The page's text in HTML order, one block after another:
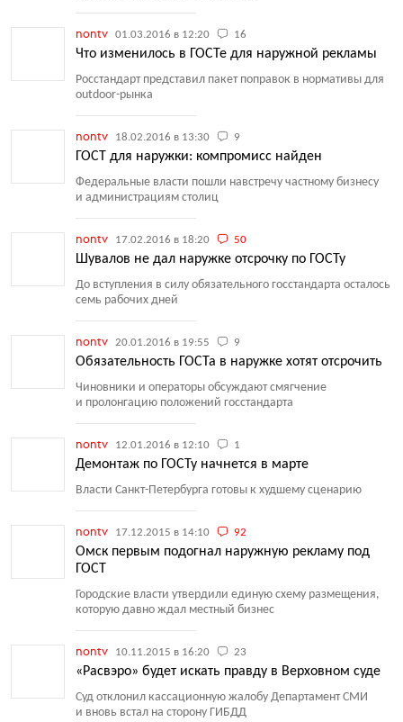
nontv 01.03.2016 в 12:20 16
Что изменилось в ГОСТе для наружной рекламы
Росстандарт представил пакет поправок в нормативы для
outdoor-рынка
nontv 18.02.2016 в 13:30 9
ГОСТ для наружки: компромисс найден
Федеральные власти пошли навстречу частному бизнесу
и администрациям столиц
nontv 17.02.2016 в 18:20 50
Шувалов не дал наружке отсрочку по ГОСТу
До вступления в силу обязательного госстандарта осталось
семь рабочих дней
nontv 20.01.2016 в 19:55 9
Обязательность ГОСТа в наружке хотят отсрочить
Чиновники и операторы обсуждают смягчение
и пролонгацию положений госстандарта
nontv 12.01.2016 в 12:10 1
Демонтаж по ГОСТу начнется в марте
Власти Санкт-Петербурга готовы к худшему сценарию
nontv 17.12.2015 в 14:10 92
Омск первым подогнал наружную рекламу под
ГОСТ
Городские власти утвердили единую схему размещения,
которую давно ждал местный бизнес
nontv 10.11.2015 в 16:20 23
«Расвэро» будет искать правду в Верховном суде
Суд отклонил кассационную жалобу Департамент СМИ
и вновь встал на сторону ГИБДД